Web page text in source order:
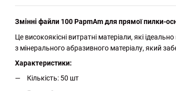
Змінні файли 100 PapmAm для прямої пилки-
Це високоякісні витратні матеріали, які
з мінерального абразивного матеріалу, який
Характеристики:
Кількість: 50 шт